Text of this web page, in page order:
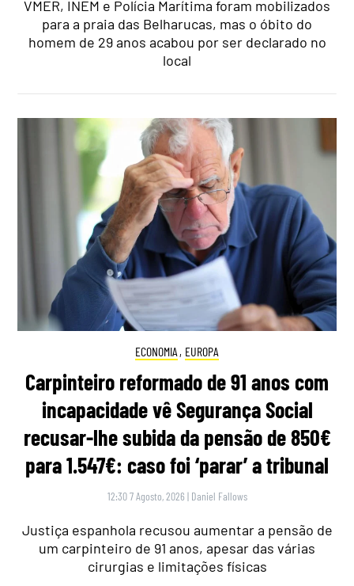
VMER, INEM e Polícia Marítima foram mobilizados
para a praia das Belharucas, mas o óbito do
homem de 29 anos acabou por ser declarado no
local
ECONOMIA , EUROPA
Carpinteiro reformado de 91 anos com
incapacidade vê Segurança Social
recusar-lhe subida da pensão de 850€
para 1.547€: caso foi ‘parar’ a tribunal
12:30 7 Agosto, 2026 | Daniel Fallows
Justiça espanhola recusou aumentar a pensão de
um carpinteiro de 91 anos, apesar das várias
cirurgias e limitações físicas